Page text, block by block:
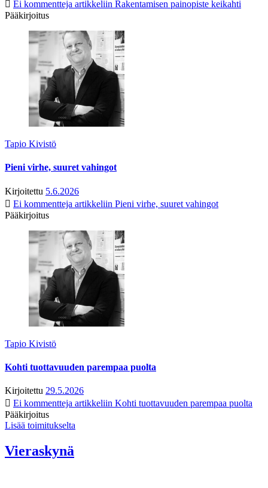
Ei kommentteja artikkeliin Rakentamisen painopiste keikahti
Pääkirjoitus
Tapio Kivistö
Pieni virhe, suuret vahingot
Kirjoitettu 5.6.2026
Ei kommentteja artikkeliin Pieni virhe, suuret vahingot
Pääkirjoitus
Tapio Kivistö
Kohti tuottavuuden parempaa puolta
Kirjoitettu 29.5.2026
Ei kommentteja artikkeliin Kohti tuottavuuden parempaa puolta
Pääkirjoitus
Lisää toimitukselta
Vieraskynä